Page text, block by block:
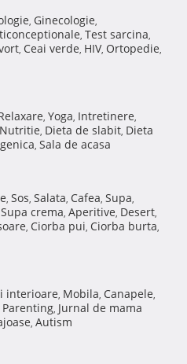
, Ginecologie,
, Test sarcina,
, Ceai verde, HIV, Ortopedie,
, Yoga, Intretinere,
Nutritie, Dieta de slabit, Dieta
, Sala de acasa
, Sos, Salata, Cafea, Supa,
Supa crema, Aperitive, Desert,
, Ciorba pui, Ciorba burta,
interioare, Mobila, Canapele,
Parenting, Jurnal de mama
, Autism